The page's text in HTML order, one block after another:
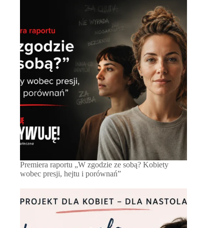
Premiera raportu „W zgodzie ze sobą? Kobiety
wobec presji, hejtu i porównań”